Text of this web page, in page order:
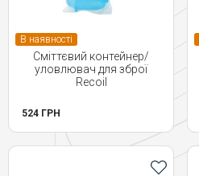
В наявності
Сміттєвий контейнер/
уловлювач для зброї
Recoil
524 ГРН